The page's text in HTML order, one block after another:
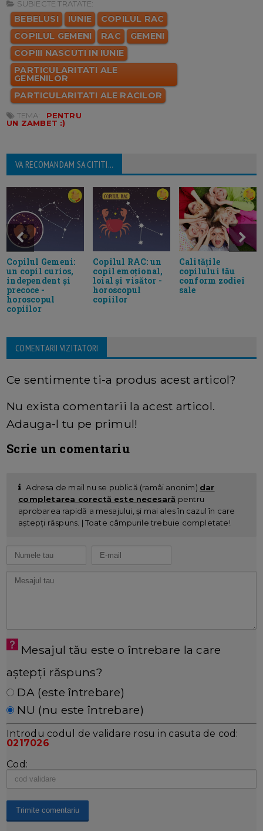
SUBIECTE TRATATE:
BEBELUSI IUNIE
COPILUL RAC
COPILUL GEMENI
RAC
GEMENI
COPIII NASCUTI IN IUNIE
PARTICULARITATI ALE
GEMENILOR
PARTICULARITATI ALE RACILOR
TEMA:
PENTRU
UN ZAMBET :)
VA RECOMANDAM SA CITITI...
Copilul Gemeni:
un copil curios,
independent și
precoce -
horoscopul
copiilor
Copilul RAC: un
copil emoțional,
loial și visător -
horoscopul
copiilor
Calitățile
copilului tău
conform zodiei
sale
COMENTARII VIZITATORI
Ce sentimente ti-a produs acest articol?
Nu exista comentarii la acest articol.
Adauga-l tu pe primul!
Scrie un comentariu
Adresa de mail nu se publică (ramâi anonim) dar
completarea corectă este necesară pentru
aprobarea rapidă a mesajului, și mai ales în cazul în care
aștepți răspuns. | Toate câmpurile trebuie completate!
Mesajul tău este o întrebare la care
aștepți răspuns?
DA (este întrebare)
NU (nu este întrebare)
Introdu codul de validare rosu in casuta de cod:
0217026
Cod: